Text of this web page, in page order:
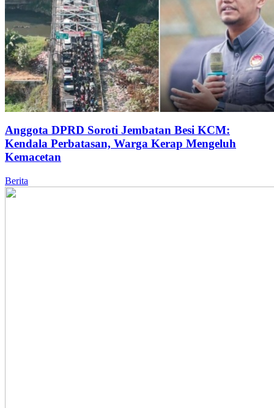
Anggota DPRD Soroti Jembatan Besi KCM:
Kendala Perbatasan, Warga Kerap Mengeluh
Kemacetan
Berita